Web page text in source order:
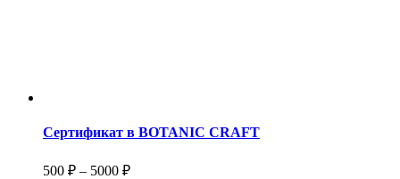
Сертификат в BOTANIC CRAFT
500 ₽ – 5000 ₽